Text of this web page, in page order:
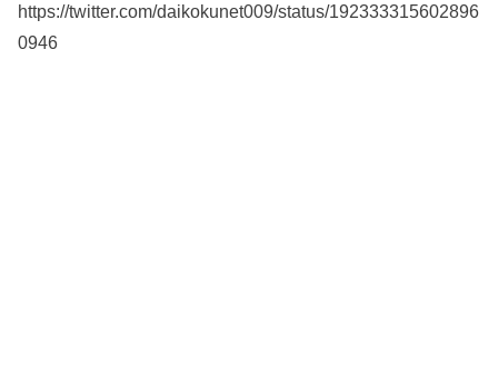
https://twitter.com/daikokunet009/status/192333315602896
0946